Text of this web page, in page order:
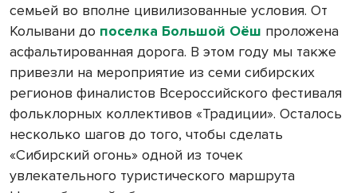
семьей во вполне цивилизованные условия. От
Колывани до поселка Большой Оёш проложена
асфальтированная дорога. В этом году мы также
привезли на мероприятие из семи сибирских
регионов финалистов Всероссийского фестиваля
фольклорных коллективов «Традиции». Осталось
несколько шагов до того, чтобы сделать
«Сибирский огонь» одной из точек
увлекательного туристического маршрута